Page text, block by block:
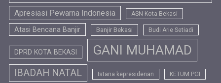
Apresiasi Pewarna Indonesia ASN Kota Bekasi
Atasi Bencana Banjir Banjir Bekasi Budi Arie Setiadi
DPRD KOTA BEKASI GANI MUHAMAD
IBADAH NATAL Istana kepresidenan KETUM PGI